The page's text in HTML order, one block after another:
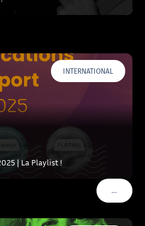
INTERNATIONAL
| La Playlist !
…VOIR